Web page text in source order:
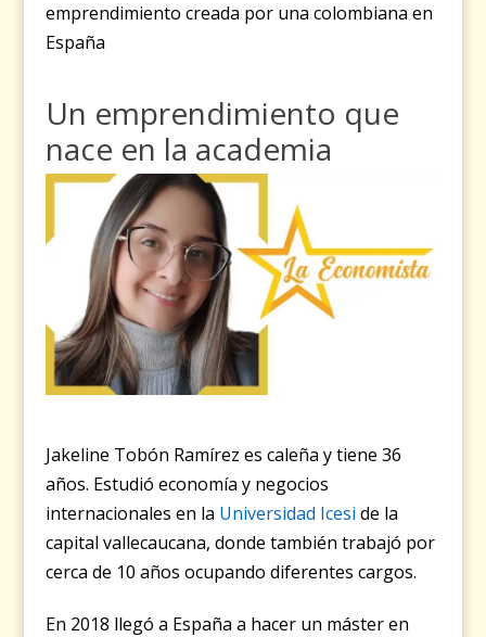
emprendimiento creada por una colombiana en
España
Un emprendimiento que
nace en la academia
Jakeline Tobón Ramírez es caleña y tiene 36
años. Estudió economía y negocios
internacionales en la Universidad Icesi de la
capital vallecaucana, donde también trabajó por
cerca de 10 años ocupando diferentes cargos.
En 2018 llegó a España a hacer un máster en